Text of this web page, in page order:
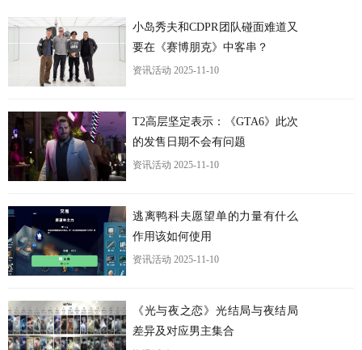
小岛秀夫和CDPR团队碰面难道又
要在《赛博朋克》中客串？
资讯活动 2025-11-10
T2高层坚定表示：《GTA6》此次
的发售日期不会有问题
资讯活动 2025-11-10
逃离鸭科夫愿望单的力量有什么
作用该如何使用
资讯活动 2025-11-10
《光与夜之恋》光结局与夜结局
差异及对应男主集合